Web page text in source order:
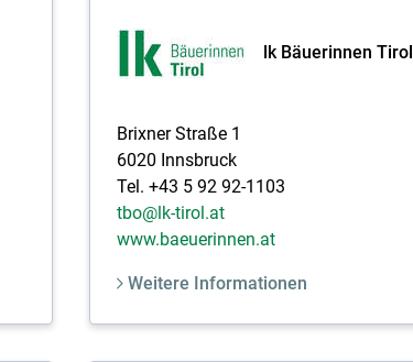
lk Bäuerinnen Tirol
Brixner Straße 1
6020 Innsbruck
Tel. +43 5 92 92-1103
tbo@lk-tirol.at
www.baeuerinnen.at
Weitere Informationen